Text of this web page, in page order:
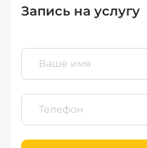
Запись на услугу